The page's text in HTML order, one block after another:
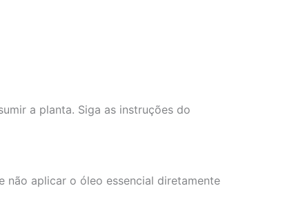
a planta. Siga as instruções do
não aplicar o óleo essencial diretamente